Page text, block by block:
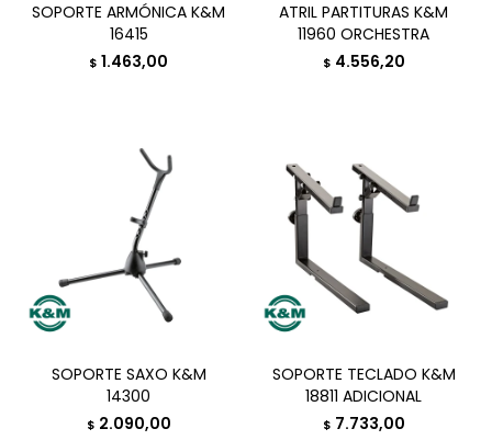
SOPORTE ARMÓNICA K&M
16415
$ 1.463,00
ATRIL PARTITURAS K&M
11960 ORCHESTRA
$ 4.556,20
SOPORTE SAXO K&M
14300
$ 2.090,00
SOPORTE TECLADO K&M
18811 ADICIONAL
$ 7.733,00